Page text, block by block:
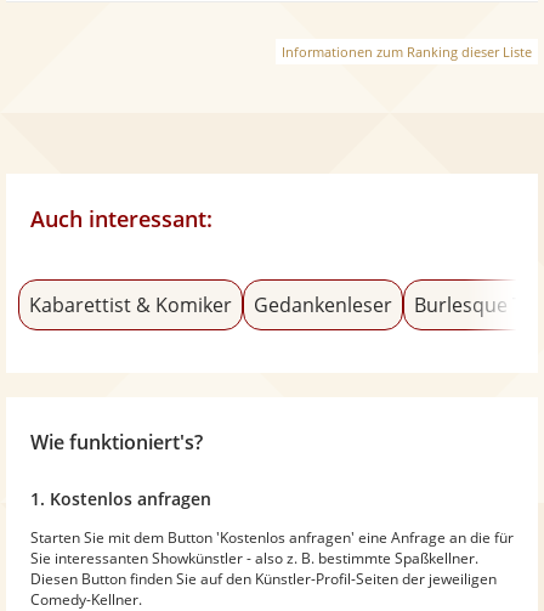
Informationen zum Ranking dieser Liste
Auch interessant:
Kabarettist & Komiker Gedankenleser Burlesque
Wie funktioniert's?
1. Kostenlos anfragen
Starten Sie mit dem Button 'Kostenlos anfragen' eine Anfrage an die für
Sie interessanten Showkünstler - also z. B. bestimmte Spaßkellner.
Diesen Button finden Sie auf den Künstler-Profil-Seiten der jeweiligen
Comedy-Kellner.